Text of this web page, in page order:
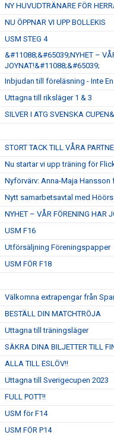
NY HUVUDTRÄNARE FÖR
NU ÖPPNAR VI UPP BOLLEKIS
USM STEG 4
&#11088;&#65039;NYHET –
JOYNAT!&#11088;&#65039;
Inbjudan till föreläsning - Inte
Uttagna till riksläger 1 & 3
SILVER I ATG SVENSKA
STORT TACK TILL VÅRA
Nu startar vi upp träning för
Nyförvärv: Anna-Maja Hansson
Nytt samarbetsavtal med
NYHET – VÅR FÖRENING HAR
USM F16
Utförsäljning Föreningspapper
USM FÖR F18
Välkomna extrapengar från
BESTÄLL DIN MATCHTRÖJA
Uttagna till träningsläger
SÄKRA DINA BILJETTER TILL
ALLA TILL ESLÖV!!
Uttagna till Sverigecupen 2023
FULL POTT!!
USM för F14
USM FÖR P14